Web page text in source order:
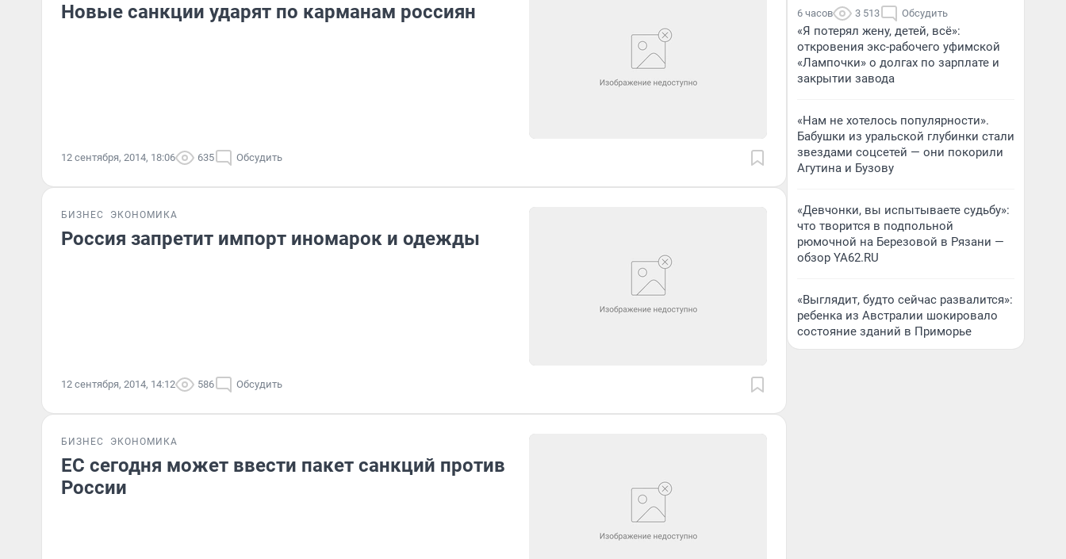
Новые санкции ударят по карманам россиян
12 сентября, 2014, 18:06 635 Обсудить
БИЗНЕС ЭКОНОМИКА
Россия запретит импорт иномарок и одежды
12 сентября, 2014, 14:12 586 Обсудить
БИЗНЕС ЭКОНОМИКА
ЕС сегодня может ввести пакет санкций против
России
6 часов 3 513 Обсудить
«Я потерял жену, детей, всё»:
откровения экс-рабочего уфимской
«Лампочки» о долгах по зарплате и
закрытии завода
«Нам не хотелось популярности».
Бабушки из уральской глубинки стали
звездами соцсетей — они покорили
Агутина и Бузову
«Девчонки, вы испытываете судьбу»:
что творится в подпольной
рюмочной на Березовой в Рязани —
обзор YA62.RU
«Выглядит, будто сейчас развалится»:
ребенка из Австралии шокировало
состояние зданий в Приморье